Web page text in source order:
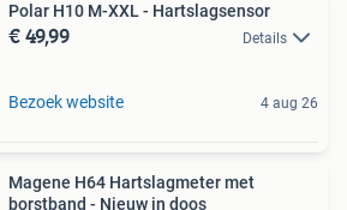
Polar H10 M-XXL - Hartslagsensor
€ 49,99 Details
Bezoek website 4 aug 26
Magene H64 Hartslagmeter met
borstband - Nieuw in doos